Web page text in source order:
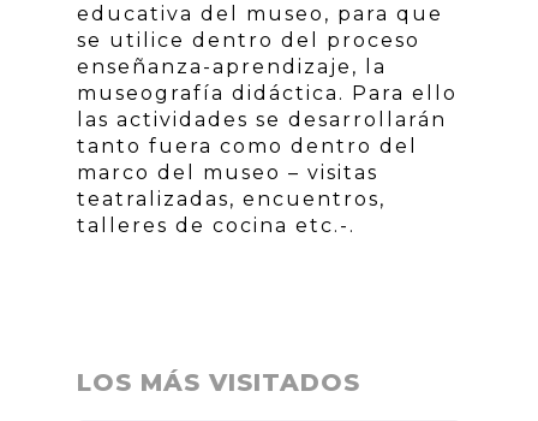
educativa del museo, para que
se utilice dentro del proceso
enseñanza-aprendizaje, la
museografía didáctica. Para ello
las actividades se desarrollarán
tanto fuera como dentro del
marco del museo – visitas
teatralizadas, encuentros,
talleres de cocina etc.-.
LOS MÁS VISITADOS